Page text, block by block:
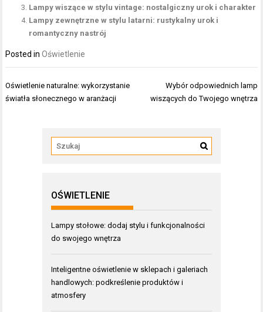
Lampy wiszące w stylu vintage: nostalgiczny urok i charakter
Lampy zewnętrzne w stylu latarni: rustykalny urok i
romantyczny nastrój
Posted inOświetlenie
Nawigacja
wpisu
Oświetlenie naturalne: wykorzystanie
światła słonecznego w aranżacji
Wybór odpowiednich lamp
wiszących do Twojego wnętrza
OŚWIETLENIE
Lampy stołowe: dodaj stylu i funkcjonalności
do swojego wnętrza
Inteligentne oświetlenie w sklepach i galeriach
handlowych: podkreślenie produktów i
atmosfery